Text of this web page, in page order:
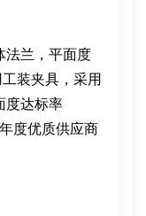
法兰，平面度
装夹具，采用
度达标率
度优质供应商